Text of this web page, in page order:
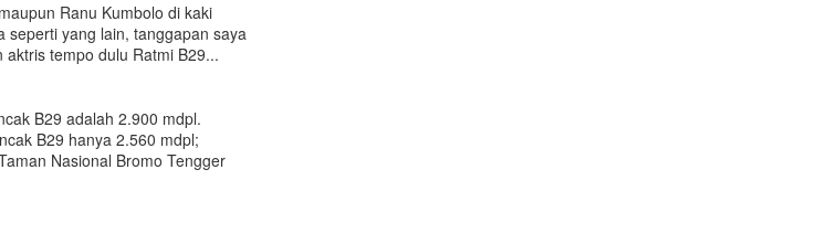
Ranu Kumbolo di kaki
seperti yang lain, tanggapan saya
tempo dulu Ratmi B29...
B29 adalah 2.900 mdpl.
B29 hanya 2.560 mdpl;
Nasional Bromo Tengger